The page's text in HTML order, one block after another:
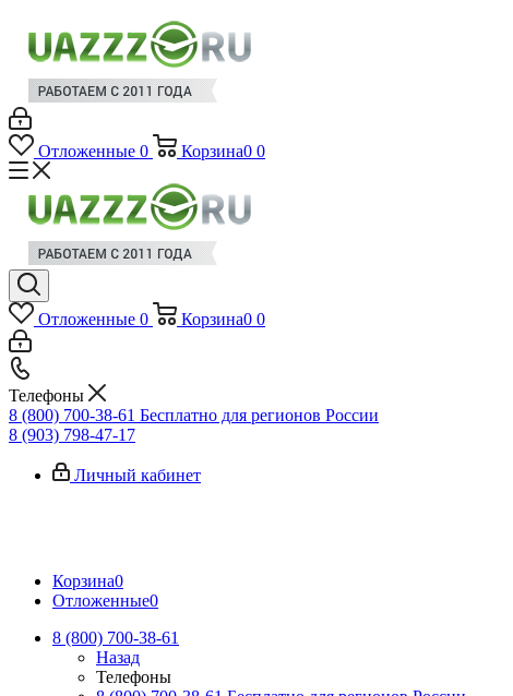
Отложенные 0 Корзина0 0
Отложенные 0 Корзина0 0
Телефоны
8 (800) 700-38-61 Бесплатно для регионов России
8 (903) 798-47-17
Личный кабинет
Корзина0
Отложенные0
8 (800) 700-38-61
Назад
Телефоны